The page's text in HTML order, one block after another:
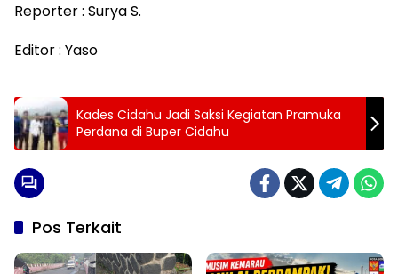
Reporter : Surya S.
Editor : Yaso
Kades Cidahu Jadi Saksi Kegiatan Pramuka
Perdana di Buper Cidahu
Pos Terkait